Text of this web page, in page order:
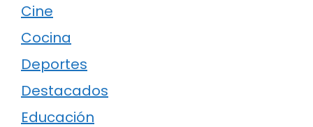
Cine
Cocina
Deportes
Destacados
Educación